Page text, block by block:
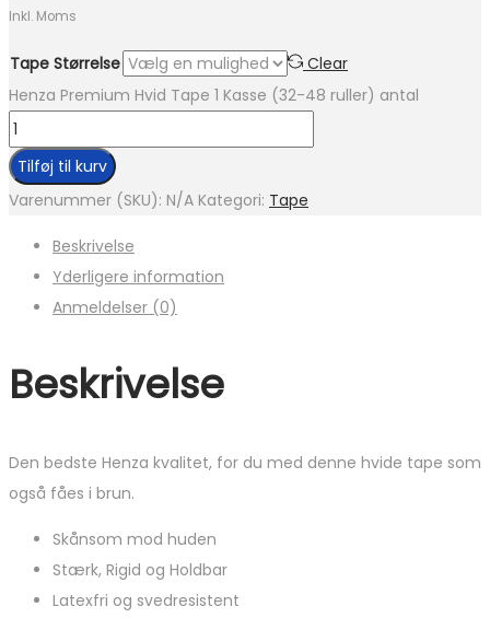
Inkl. Moms
Tape Størrelse
Clear
Henza Premium Hvid Tape 1 Kasse (32-48 ruller) antal
Tilføj til kurv
Varenummer (SKU): N/A Kategori: Tape
Beskrivelse
Yderligere information
Anmeldelser (0)
Beskrivelse
Den bedste Henza kvalitet, for du med denne hvide tape som
også fåes i brun.
Skånsom mod huden
Stærk, Rigid og Holdbar
Latexfri og svedresistent